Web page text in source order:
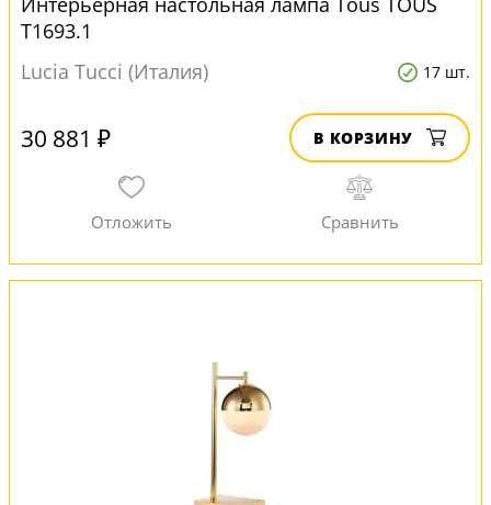
T1693.1
Lucia Tucci (Италия)
17 шт.
30 881 ₽ В КОРЗИНУ